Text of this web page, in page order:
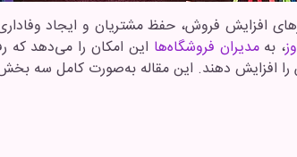
افزایش فروش، حفظ مشتریان و ایجاد
، بهمدیران فروشگاه‌ها این امکان را می‌دهد که
افزایش دهند. این مقاله به‌صورت کامل سه